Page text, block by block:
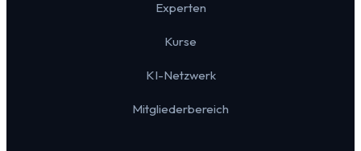
Experten
Kurse
KI-Netzwerk
Mitgliederbereich